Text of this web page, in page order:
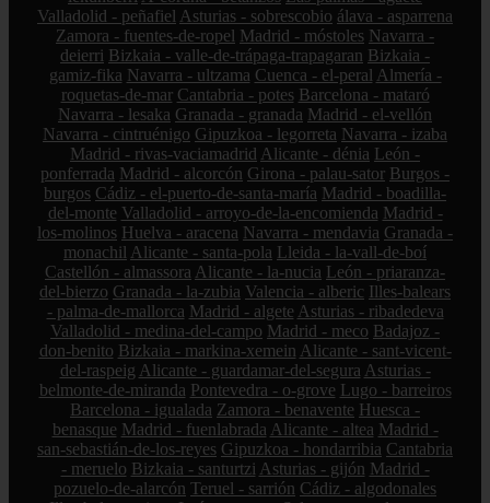
Valladolid - peñafiel Asturias - sobrescobio álava - asparrena
Zamora - fuentes-de-ropel Madrid - móstoles Navarra -
deierri Bizkaia - valle-de-trápaga-trapagaran Bizkaia -
gamiz-fika Navarra - ultzama Cuenca - el-peral Almería -
roquetas-de-mar Cantabria - potes Barcelona - mataró
Navarra - lesaka Granada - granada Madrid - el-vellón
Navarra - cintruénigo Gipuzkoa - legorreta Navarra - izaba
Madrid - rivas-vaciamadrid Alicante - dénia León -
ponferrada Madrid - alcorcón Girona - palau-sator Burgos -
burgos Cádiz - el-puerto-de-santa-maría Madrid - boadilla-
del-monte Valladolid - arroyo-de-la-encomienda Madrid -
los-molinos Huelva - aracena Navarra - mendavia Granada -
monachil Alicante - santa-pola Lleida - la-vall-de-boí
Castellón - almassora Alicante - la-nucia León - priaranza-
del-bierzo Granada - la-zubia Valencia - alberic Illes-balears
- palma-de-mallorca Madrid - algete Asturias - ribadedeva
Valladolid - medina-del-campo Madrid - meco Badajoz -
don-benito Bizkaia - markina-xemein Alicante - sant-vicent-
del-raspeig Alicante - guardamar-del-segura Asturias -
belmonte-de-miranda Pontevedra - o-grove Lugo - barreiros
Barcelona - igualada Zamora - benavente Huesca -
benasque Madrid - fuenlabrada Alicante - altea Madrid -
san-sebastián-de-los-reyes Gipuzkoa - hondarribia Cantabria
- meruelo Bizkaia - santurtzi Asturias - gijón Madrid -
pozuelo-de-alarcón Teruel - sarrión Cádiz - algodonales